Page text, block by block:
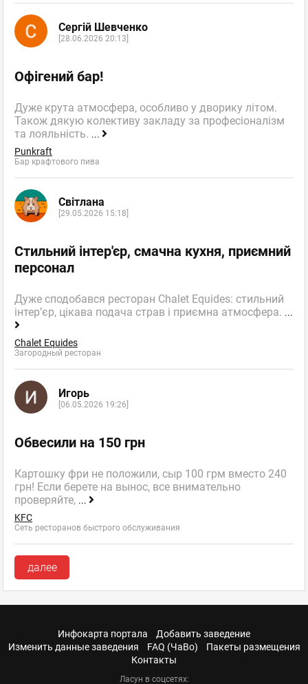
Сергій Шевченко
[28.06.2026 20:13]
Офігений бар!
Дуже крута атмосфера, особливо у дворику літом.
Також дякую колективу закладу за професіоналізм
та лояльність. ...
Punkraft
Бар крафтового пива
Світлана
[29.05.2026 15:18]
Стильний інтер'єр, смачна кухня, приємний
персонал
Дуже сподобався ресторан Chalet Equides: стильний
інтер’єр, цікава подача страв і приємна атмосфера. ...
Chalet Equides
Загородный ресторан
Игорь
[06.05.2026 19:26]
Обвесили на 150 грн
Картошку фри не положили, сыр 100 грм вместо 240
грн! Если берете на вынос, все внимательно
проверяйте, ...
KFC
Сеть ресторанов быстрого обслуживания
далее
Инфокарта портала
Добавить заведение
Изменить данные заведения
FAQ (ЧаВо)
Пакеты размещения
Контакты
Ласун в соцсетях: